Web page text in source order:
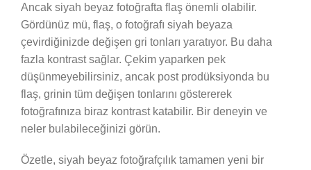
Ancak siyah beyaz fotoğrafta flaş önemli olabilir.
Gördünüz mü, flaş, o fotoğrafı siyah beyaza
çevirdiğinizde değişen gri tonları yaratıyor. Bu daha
fazla kontrast sağlar. Çekim yaparken pek
düşünmeyebilirsiniz, ancak post prodüksiyonda bu
flaş, grinin tüm değişen tonlarını göstererek
fotoğrafınıza biraz kontrast katabilir. Bir deneyin ve
neler bulabileceğinizi görün.
Özetle, siyah beyaz fotoğrafçılık tamamen yeni bir